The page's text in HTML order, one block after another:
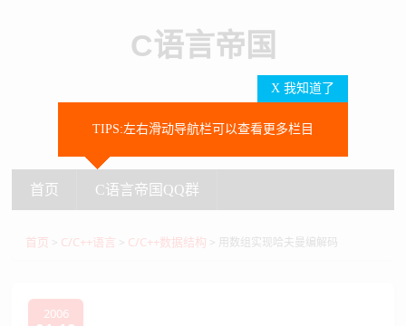
C语言帝国
SEARCH
X 我知道了
TIPS:左右滑动导航栏可以查看更多栏目
首页 C语言帝国QQ群
首页 > C/C++语言 > C/C++数据结构 > 用数组实现哈夫曼编解码
2006